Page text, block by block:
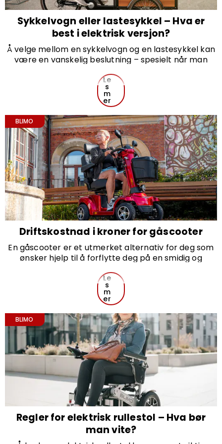
Sykkelvogn eller lastesykkel – Hva er
best i elektrisk versjon?
Å velge mellom en sykkelvogn og en lastesykkel kan
være en vanskelig beslutning – spesielt når man
transportmidlene. Begge alternativene har ulike
fordeler, avhengig av behov og livsstil. I denne
artikkelen går vi gjennom fordeler og ulemper med
hvilket alternativ som kan være best for deg.
Le
s
m
er
BLIMO
Driftskostnad i kroner for gåscooter
En gåscooter er et utmerket alternativ for deg som
ønsker hjelp til å forflytte deg på en smidig og
hverdagen enklere, er en av de største fordelene de
lave driftskostnadene. Her ser vi nærmere på hva du
kan forvente deg av driftskostnad i kroner for en
Le
s
m
er
BLIMO
Regler for elektrisk rullestol – Hva bør
man vite?
Få 500 kr rabatt på et kjøp
når du abonnerer på vårt nyhetsbrev